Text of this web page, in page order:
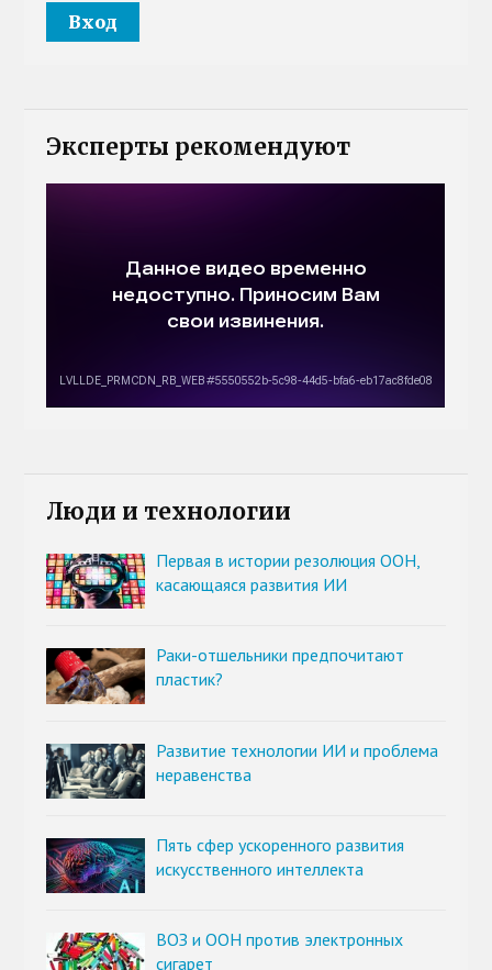
Эксперты рекомендуют
Люди и технологии
Первая в истории резолюция ООН,
касающаяся развития ИИ
Раки-отшельники предпочитают
пластик?
Развитие технологии ИИ и проблема
неравенства
Пять сфер ускоренного развития
искусственного интеллекта
ВОЗ и ООН против электронных
сигарет